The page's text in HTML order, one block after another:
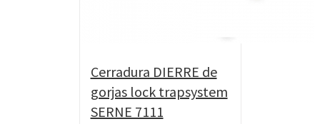
Cerradura DIERRE de
gorjas lock trapsystem
SERNE 7111